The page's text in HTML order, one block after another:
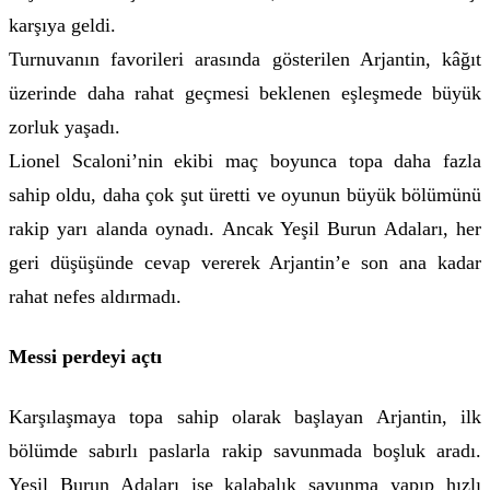
karşıya geldi.
Turnuvanın favorileri arasında gösterilen Arjantin, kâğıt
üzerinde daha rahat geçmesi beklenen eşleşmede büyük
zorluk yaşadı.
Lionel Scaloni’nin ekibi maç boyunca topa daha fazla
sahip oldu, daha çok şut üretti ve oyunun büyük bölümünü
rakip yarı alanda oynadı. Ancak Yeşil Burun Adaları, her
geri düşüşünde cevap vererek Arjantin’e son ana kadar
rahat nefes aldırmadı.
Messi perdeyi açtı
Karşılaşmaya topa sahip olarak başlayan Arjantin, ilk
bölümde sabırlı paslarla rakip savunmada boşluk aradı.
Yeşil Burun Adaları ise kalabalık savunma yapıp hızlı